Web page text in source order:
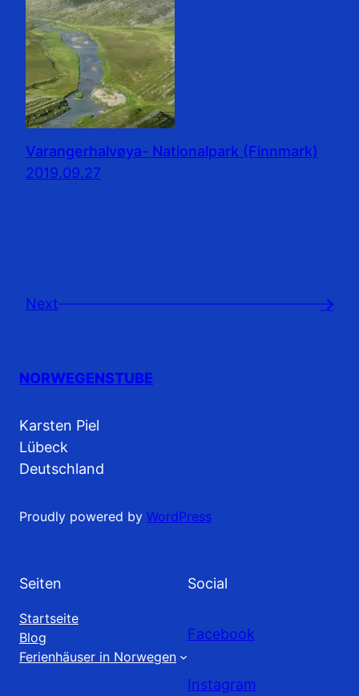
Varangerhalvøya- Nationalpark (Finnmark)
2019.09.27
Next →
NORWEGENSTUBE
Karsten Piel
Lübeck
Deutschland
Proudly powered by WordPress
Seiten
Startseite
Blog
Ferienhäuser in Norwegen
Social
Facebook
Instagram